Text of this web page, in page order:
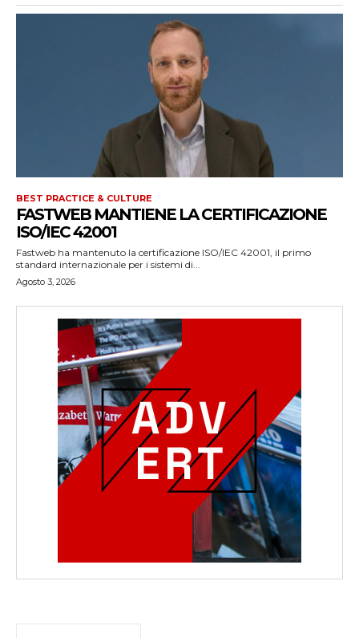
BEST PRACTICE & CULTURE
FASTWEB MANTIENE LA CERTIFICAZIONE
ISO/IEC 42001
Fastweb ha mantenuto la certificazione ISO/IEC 42001, il primo
standard internazionale per i sistemi di...
Agosto 3, 2026